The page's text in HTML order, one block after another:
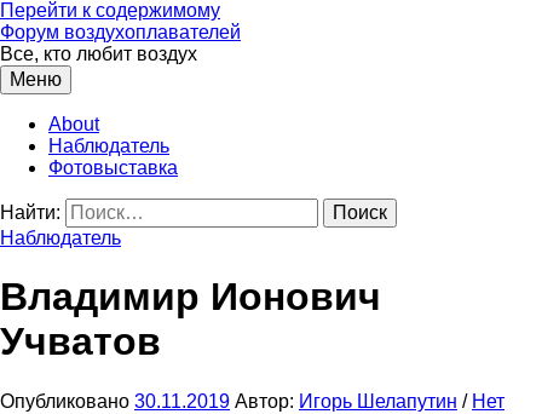
Перейти к содержимому
Форум воздухоплавателей
Все, кто любит воздух
Меню
About
Наблюдатель
Фотовыставка
Найти:
Наблюдатель
Владимир Ионович
Учватов
Опубликовано 30.11.2019 Автор: Игорь Шелапутин / Нет